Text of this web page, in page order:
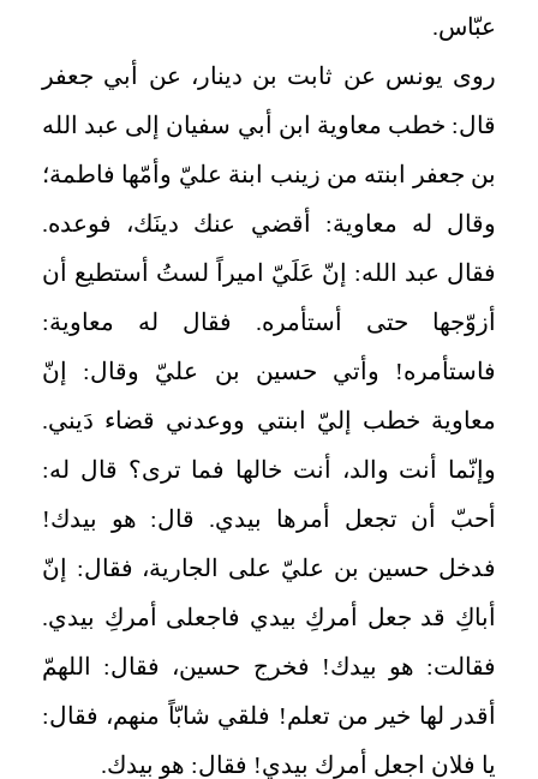
عبّاس.
روى يونس عن ثابت بن دينار، عن أبي جعفر
قال: خطب معاوية ابن أبي سفيان إلى عبد الله
بن جعفر ابنته من زينب ابنة عليّ وأمّها فاطمة؛
وقال له معاوية: أقضي عنك دينَك، فوعده.
فقال عبد الله: إنّ عَلَيّ اميراً لستُ أستطيع أن
أزوّجها حتى أستأمره. فقال له معاوية:
فاستأمره! وأتي حسين بن عليّ وقال: إنّ
معاوية خطب إليّ ابنتي ووعدني قضاء دَيني.
وإنّما أنت والد، أنت خالها فما ترى؟ قال له:
أحبّ أن تجعل أمرها بيدي. قال: هو بيدك!
فدخل حسين بن عليّ على الجارية، فقال: إنّ
أباكِ قد جعل أمركِ بيدي فاجعلى أمركِ بيدي.
فقالت: هو بيدك! فخرج حسين، فقال: اللهمّ
أقدر لها خير من تعلم! فلقي شابّاً منهم، فقال:
يا فلان اجعل أمرك بيدي! فقال: هو بيدك.